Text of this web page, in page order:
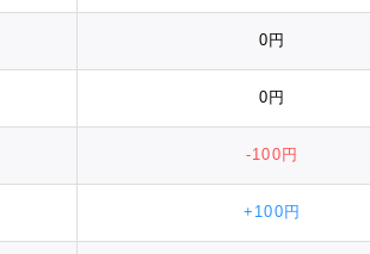
0円
0円
-100円
+100円